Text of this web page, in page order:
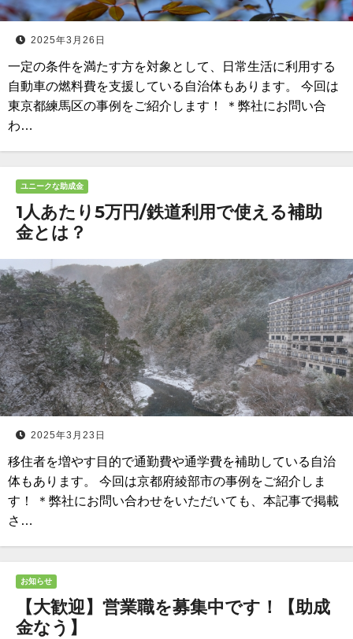
2025年3月26日
一定の条件を満たす方を対象として、日常生活に利用する
自動車の燃料費を支援している自治体もあります。 今回は
東京都練馬区の事例をご紹介します！ ＊弊社にお問い合
わ…
ユニークな助成金
1人あたり5万円/鉄道利用で使える補助
金とは？
2025年3月23日
移住者を増やす目的で通勤費や通学費を補助している自治
体もあります。 今回は京都府綾部市の事例をご紹介しま
す！ ＊弊社にお問い合わせをいただいても、本記事で掲載
さ…
お知らせ
【大歓迎】営業職を募集中です！【助成
金なう】